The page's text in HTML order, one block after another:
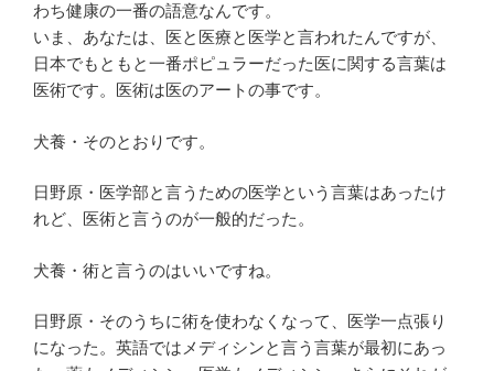
わち健康の一番の語意なんです。
いま、あなたは、医と医療と医学と言われたんですが、
日本でもともと一番ポピュラーだった医に関する言葉は
医術です。医術は医のアートの事です。
犬養・そのとおりです。
日野原・医学部と言うための医学という言葉はあったけ
れど、医術と言うのが一般的だった。
犬養・術と言うのはいいですね。
日野原・そのうちに術を使わなくなって、医学一点張り
になった。英語ではメディシンと言う言葉が最初にあっ